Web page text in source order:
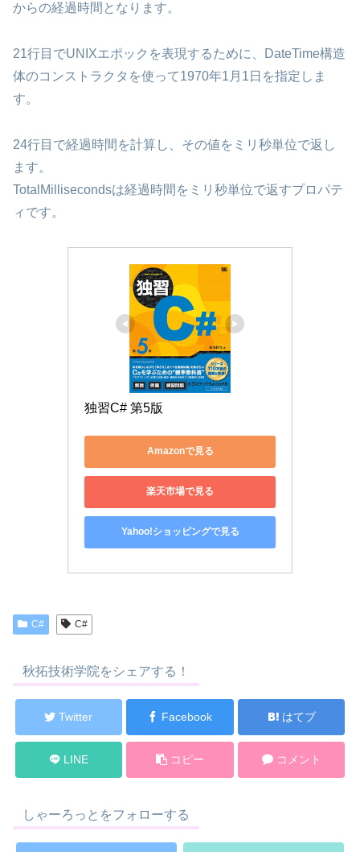
からの経過時間となります。
21行目でUNIXエポックを表現するために、DateTime構造
体のコンストラクタを使って1970年1月1日を指定しま
す。
24行目で経過時間を計算し、その値をミリ秒単位で返し
ます。
TotalMillisecondsは経過時間をミリ秒単位で返すプロパテ
ィです。
独習C# 第5版
Amazonで見る
楽天市場で見る
Yahoo!ショッピングで見る
C# C#
秋拓技術学院をシェアする！
Twitter Facebook はてブ
LINE コピー コメント
しゃーろっとをフォローする